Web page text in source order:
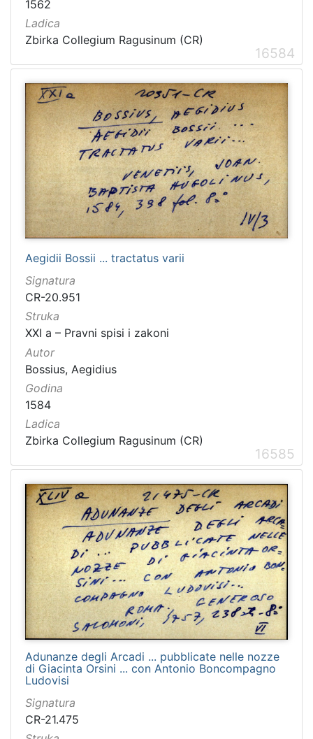
1562
Ladica
Zbirka Collegium Ragusinum (CR)
16584
Aegidii Bossii ... tractatus varii
Signatura
CR-20.951
Struka
XXI a – Pravni spisi i zakoni
Autor
Bossius, Aegidius
Godina
1584
Ladica
Zbirka Collegium Ragusinum (CR)
16585
Adunanze degli Arcadi ... pubblicate nelle nozze
di Giacinta Orsini ... con Antonio Boncompagno
Ludovisi
Signatura
CR-21.475